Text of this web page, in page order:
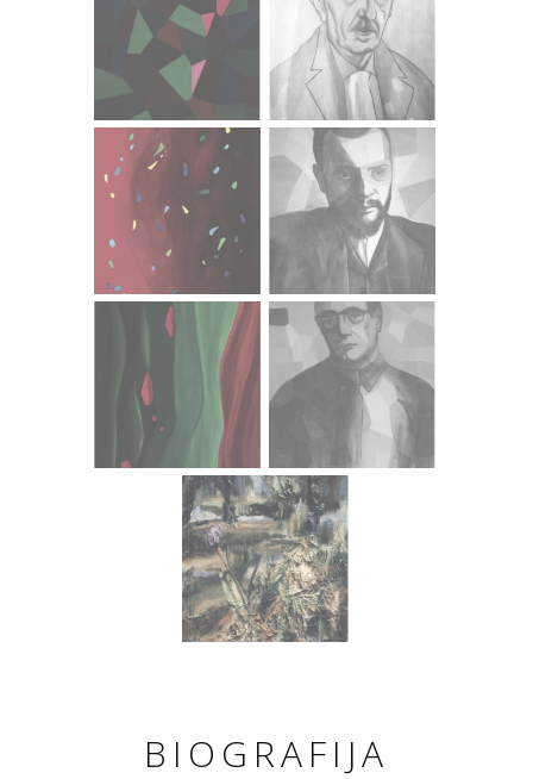
2008. - 1. nagrada Fotokluba Zagreb na izložbi fotografija
"Najkolekcija", Zagreb.
2008. - 1. nagrada Fotokluba Zagreb na izložbi fotografija
"Živjela fotografija", Zagreb.
2006. - 2. nagrada na 1. Međunarodnom festivalu jaslica i
božićnih običaja u Hrvatskoj, Mirisi, zlato i tamjan,
Dubrovnik. / (2005. -2006.)
1996. - Nagrada za grb i zastavu općine Dugi Rat, Dugi
1995. - Dekanova nagrada Fakulteta, Split.
BIOGRAFIJA